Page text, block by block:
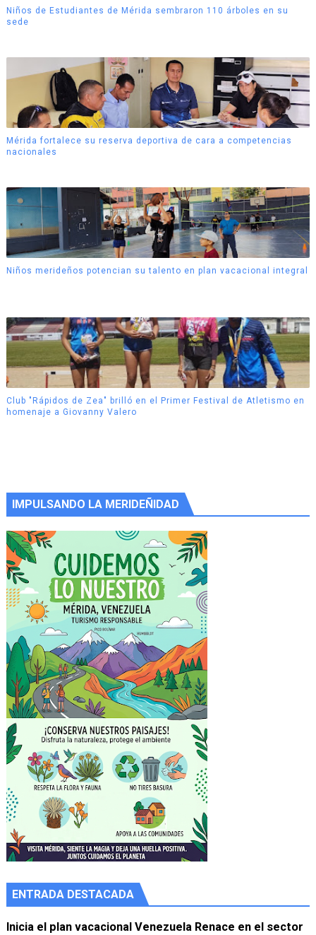
Niños de Estudiantes de Mérida sembraron 110 árboles en su
sede
Mérida fortalece su reserva deportiva de cara a competencias
nacionales
Niños merideños potencian su talento en plan vacacional integral
Club "Rápidos de Zea" brilló en el Primer Festival de Atletismo en
homenaje a Giovanny Valero
IMPULSANDO LA MERIDEÑIDAD
ENTRADA DESTACADA
Inicia el plan vacacional Venezuela Renace en el sector